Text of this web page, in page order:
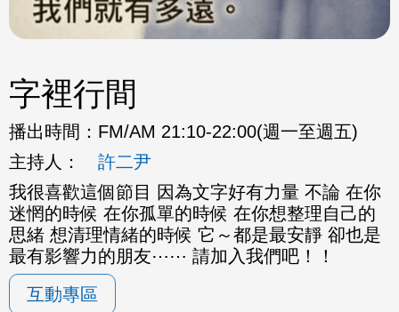
字裡行間
播出時間： FM/AM 21:10-22:00(週一至週五)
主持人：
許二尹
我很喜歡這個節目 因為文字好有力量 不論 在你
迷惘的時候 在你孤單的時候 在你想整理自己的
思緒 想清理情緒的時候 它～都是最安靜 卻也是
最有影響力的朋友⋯⋯ 請加入我們吧！！
互動專區